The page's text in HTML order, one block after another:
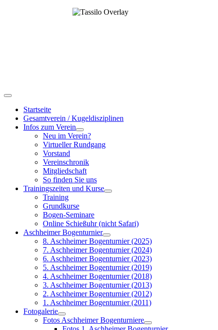
Startseite
Gesamtverein / Kugeldisziplinen
Infos zum Verein
Neu im Verein?
Virtueller Rundgang
Vorstand
Vereinschronik
Mitgliedschaft
So finden Sie uns
Trainingszeiten und Kurse
Training
Grundkurse
Bogen-Seminare
Online Schießuhr (nicht Safari)
Aschheimer Bogenturnier
8. Aschheimer Bogenturnier (2025)
7. Aschheimer Bogenturnier (2024)
6. Aschheimer Bogenturnier (2023)
5. Aschheimer Bogenturnier (2019)
4. Aschheimer Bogenturnier (2018)
3. Aschheimer Bogenturnier (2013)
2. Aschheimer Bogenturnier (2012)
1. Aschheimer Bogenturnier (2011)
Fotogalerie
Fotos Aschheimer Bogenturniere